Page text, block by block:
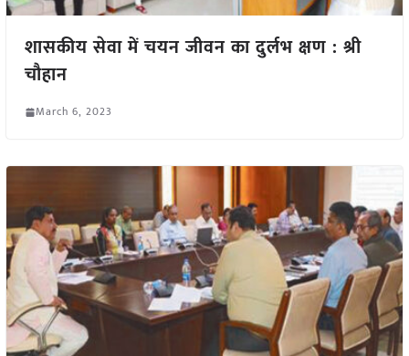
शासकीय सेवा में चयन जीवन का दुर्लभ क्षण : श्री
चौहान
March 6, 2023